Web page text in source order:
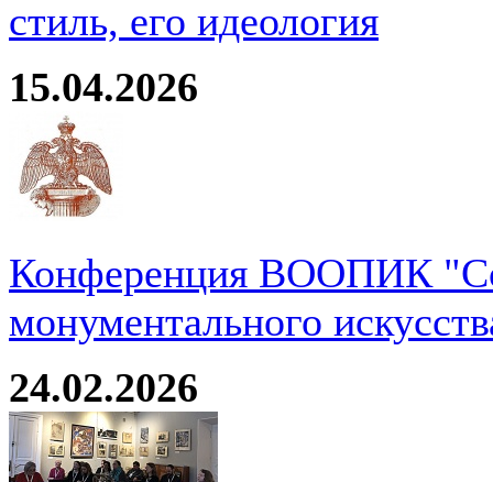
стиль, его идеология
15.04.2026
Конференция ВООПИК
монументального
24.02.2026